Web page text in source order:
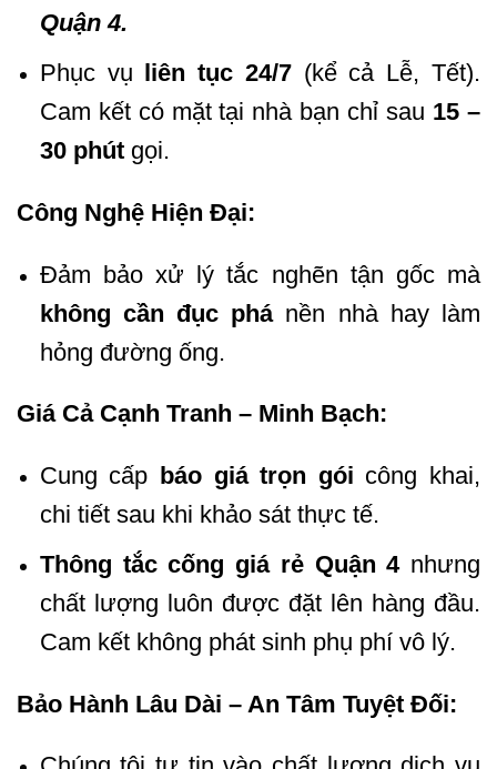
Quận 4.
Phục vụ liên tục 24/7(kể cả Lễ, Tết).
Cam kết có mặt tại nhà bạn chỉ sau 15 –
30 phútgọi.
Công Nghệ Hiện Đại:
Đảm bảo xử lý tắc nghẽn tận gốc mà
không cần đục phánền nhà hay làm
hỏng đường ống.
Giá Cả Cạnh Tranh – Minh Bạch:
Cung cấp báo giá trọn gói công khai,
chi tiết sau khi khảo sát thực tế.
Thông tắc cống giá rẻ Quận 4nhưng
chất lượng luôn được đặt lên hàng đầu.
Cam kết không phát sinh phụ phí vô lý.
Bảo Hành Lâu Dài – An Tâm Tuyệt Đối: